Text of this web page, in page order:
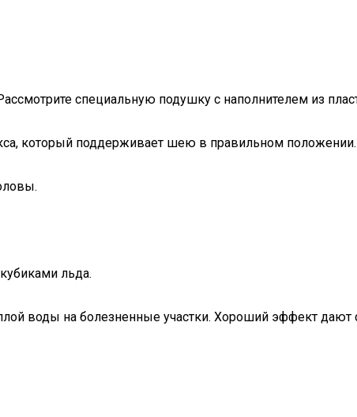
специальную подушку с наполнителем из
который поддерживает шею в правильном положении.
льда.
воды на болезненные участки. Хороший эффект дают